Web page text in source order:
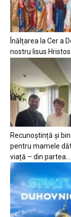
Înălțarea la Cer a
nostru Iisus Hristos
Recunoștință și
pentru mamele
viață – din partea...